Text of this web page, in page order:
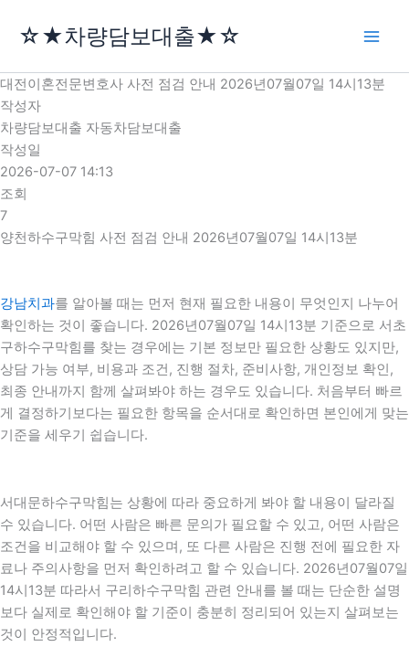
로
건
너
뛰
기
☆★차량담보대출★☆
대전이혼전문변호사 사전 점검 안내 2026년07월07일 14시13분
작성자
차량담보대출 자동차담보대출
작성일
2026-07-07 14:13
조회
7
양천하수구막힘 사전 점검 안내 2026년07월07일 14시13분
강남치과를 알아볼 때는 먼저 현재 필요한 내용이 무엇인지 나누어
확인하는 것이 좋습니다. 2026년07월07일 14시13분 기준으로 서초
구하수구막힘를 찾는 경우에는 기본 정보만 필요한 상황도 있지만,
상담 가능 여부, 비용과 조건, 진행 절차, 준비사항, 개인정보 확인,
최종 안내까지 함께 살펴봐야 하는 경우도 있습니다. 처음부터 빠르
게 결정하기보다는 필요한 항목을 순서대로 확인하면 본인에게 맞는
기준을 세우기 쉽습니다.
서대문하수구막힘는 상황에 따라 중요하게 봐야 할 내용이 달라질
수 있습니다. 어떤 사람은 빠른 문의가 필요할 수 있고, 어떤 사람은
조건을 비교해야 할 수 있으며, 또 다른 사람은 진행 전에 필요한 자
료나 주의사항을 먼저 확인하려고 할 수 있습니다. 2026년07월07일
14시13분 따라서 구리하수구막힘 관련 안내를 볼 때는 단순한 설명
보다 실제로 확인해야 할 기준이 충분히 정리되어 있는지 살펴보는
것이 안정적입니다.